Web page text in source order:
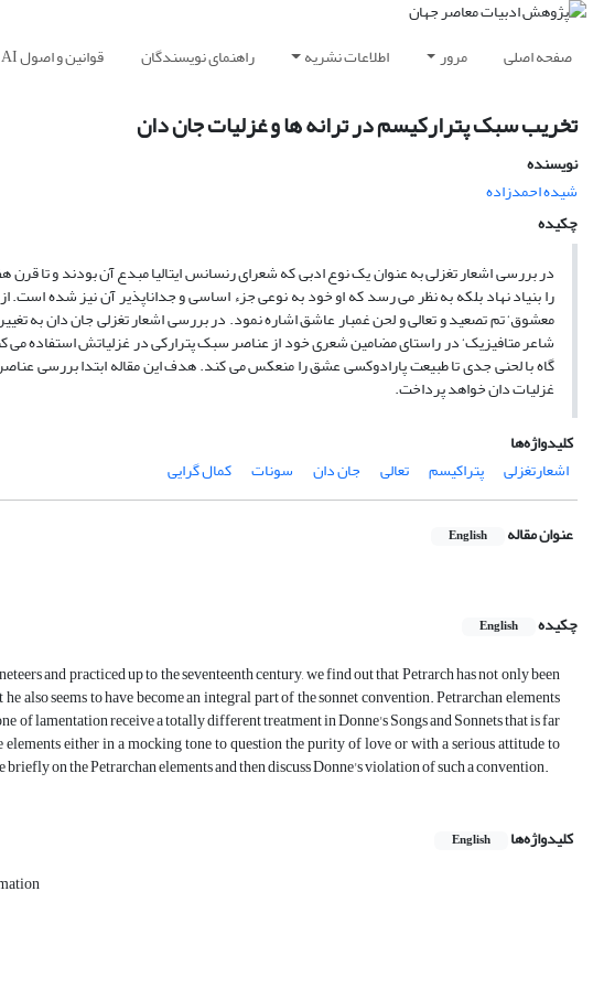
صفحه اصلی مرور اطلاعات نشریه راهنمای نویسندگان قوانین و اصول AI
تخریب سبک پترارکیسم در ترانه ها و غزلیات جان دان
نویسنده
شیده احمدزاده
چکیده
در بررسی اشعار تغزلی به عنوان یک نوع ادبی که شعرای رنسانس ایتالیا مبدع آن بودند و تا
را بنیاد نهاد بلکه به نظر می رسد که او خود به نوعی جزء اساسی و جداناپذیر آن نیز شده
معشوق‘ تم تصعید و تعالی و لحن غمبار عاشق اشاره نمود. در بررسی اشعار تغزلی جان دان به
شاعر متافیزیک‘ در راستای مضامین شعری خود از عناصر سبک پترارکی در غزلیاتش استفاده می
گاه با لحنی جدی تا طبیعت پارادوکسی عشق را منعکس می کند. هدف این مقاله ابتدا بررسی
غزلیات دان خواهد پرداخت.
کلیدواژه‌ها
اشعارتغزلی
پتراکیسم تعالی جان دان سونات کمال گرایی
عنوان مقاله English
چکیده English
and practiced up to the seventeenth century, we find out that Petrarch has not only been
also seems to have become an integral part of the sonnet convention. Petrarchan elements
of lamentation receive a totally different treatment in Donne's Songs and Sonnets that is far
either in a mocking tone to question the purity of love or with a serious attitude to
on the Petrarchan elements and then discuss Donne's violation of such a convention.
کلیدواژه‌ها English